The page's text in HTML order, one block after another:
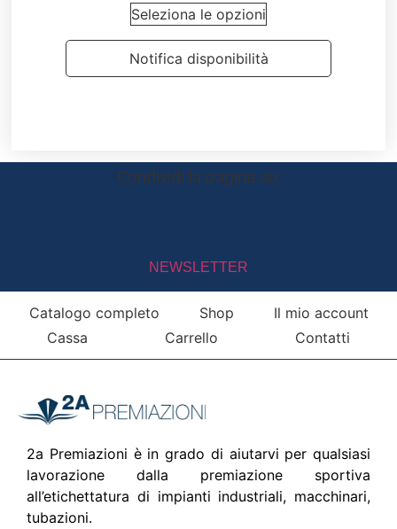
Seleziona le opzioni
Notifica disponibilità
Condividi la pagina su:
NEWSLETTER
Catalogo completo Shop
Il mio account
Cassa
Carrello Contatti
2a Premiazioni è in grado di aiutarvi per qualsiasi
lavorazione dalla premiazione sportiva
all’etichettatura di impianti industriali, macchinari,
tubazioni.